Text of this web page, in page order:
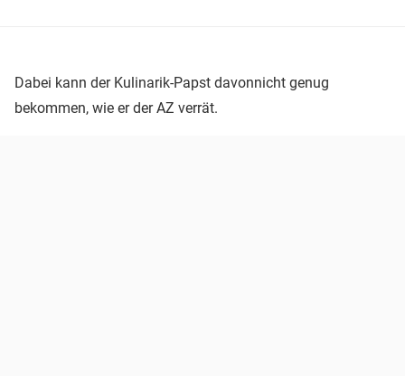
Dabei kann der Kulinarik-Papst davonnicht genug
bekommen, wie er der AZ verrät.